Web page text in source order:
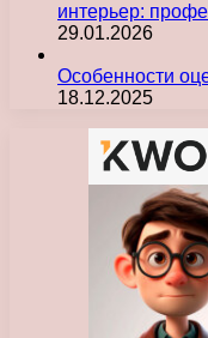
интерьер:
29.01.2026
Особенности
18.12.2025